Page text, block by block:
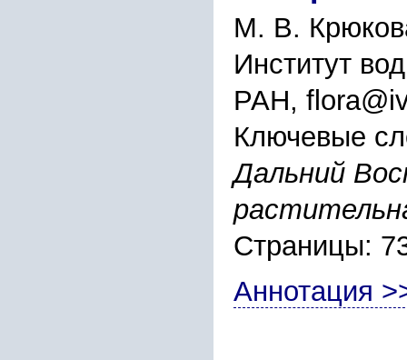
М. В.
Институт
РАН,
Ключевые
Дальний
Страницы:
Аннотация